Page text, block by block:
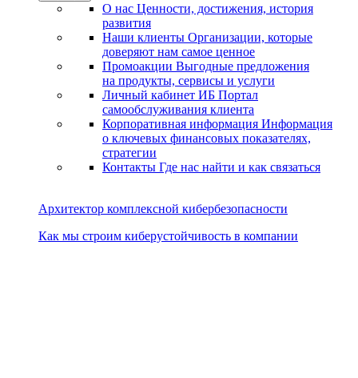
О нас Ценности, достижения, история
развития
Наши клиенты Организации, которые
доверяют нам самое ценное
Промоакции Выгодные предложения
на продукты, сервисы и услуги
Личный кабинет ИБ Портал
самообслуживания клиента
Корпоративная информация Информация
о ключевых финансовых показателях,
стратегии
Контакты Где нас найти и как связаться
Архитектор комплексной кибербезопасности
Как мы строим киберустойчивость в компании